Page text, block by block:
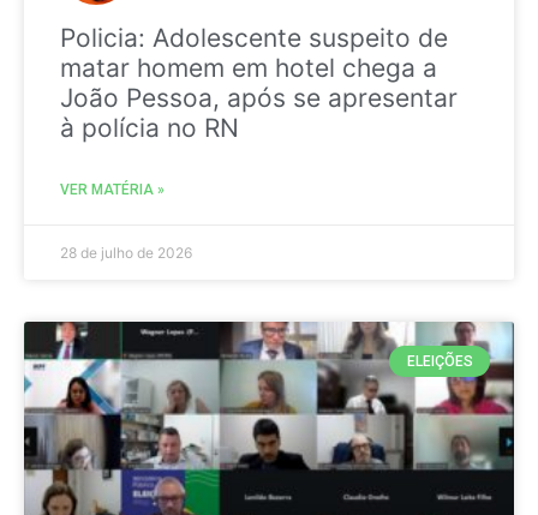
Policia: Adolescente suspeito de
matar homem em hotel chega a
João Pessoa, após se apresentar
à polícia no RN
VER MATÉRIA »
28 de julho de 2026
ELEIÇÕES